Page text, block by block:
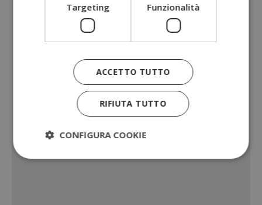
Targeting Funzionalità
ACCETTO TUTTO
RIFIUTA TUTTO
CONFIGURA COOKIE